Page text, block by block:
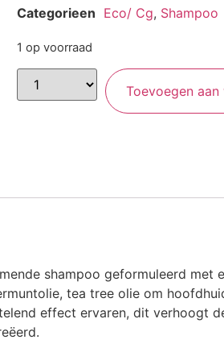
Categorieen Eco/ Cg, Shampoo
1 op voorraad
Toevoegen
shampoo geformuleerd met
tea tree olie om
effect ervaren, dit verhoogt